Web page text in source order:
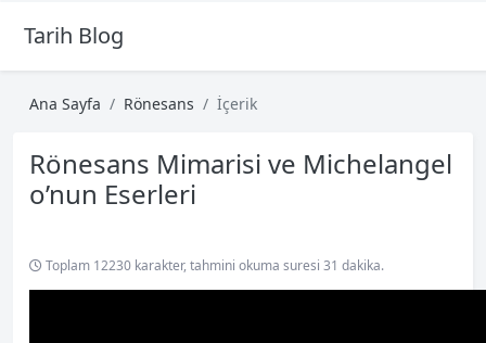
Tarih Blog
Ana Sayfa Rönesans İçerik
Rönesans Mimarisi ve Michelangel
o’nun Eserleri
Toplam 12230 karakter, tahmini okuma suresi 31 dakika.